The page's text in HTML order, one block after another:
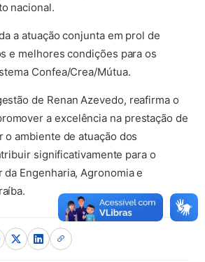
nacional.
a atuação conjunta em prol de
e melhores condições para os
Confea/Crea/Mútua.
de Renan Azevedo, reafirma o
a excelência na prestação de
o ambiente de atuação dos
significativamente para o
Engenharia, Agronomia e